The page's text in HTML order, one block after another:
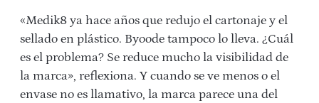
«Medik8 ya hace años que redujo el cartonaje y el
sellado en plástico. Byoode tampoco lo lleva. ¿Cuál
es el problema? Se reduce mucho la visibilidad de
la marca», reflexiona. Y cuando se ve menos o el
envase no es llamativo, la marca parece una del